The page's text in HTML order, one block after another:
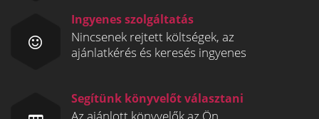
Ingyenes szolgáltatás
Nincsenek rejtett költségek, az
ajánlatkérés és keresés ingyenes
Segítünk könyvelőt választani